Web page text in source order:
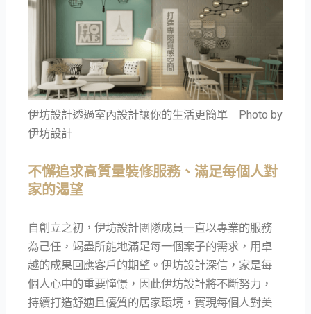
伊坊設計透過室內設計讓你的生活更簡單 Photo by
伊坊設計
不懈追求高質量裝修服務、滿足每個人對
家的渴望
自創立之初，伊坊設計團隊成員一直以專業的服務
為己任，竭盡所能地滿足每一個案子的需求，用卓
越的成果回應客戶的期望。伊坊設計深信，家是每
個人心中的重要憧憬，因此伊坊設計將不斷努力，
持續打造舒適且優質的居家環境，實現每個人對美